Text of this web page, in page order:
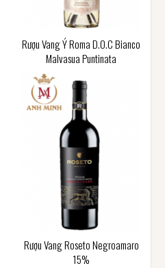
Rượu Vang Ý Roma D.O.C Bianco
Malvasua Puntinata
Rượu Vang Roseto Negroamaro
15%